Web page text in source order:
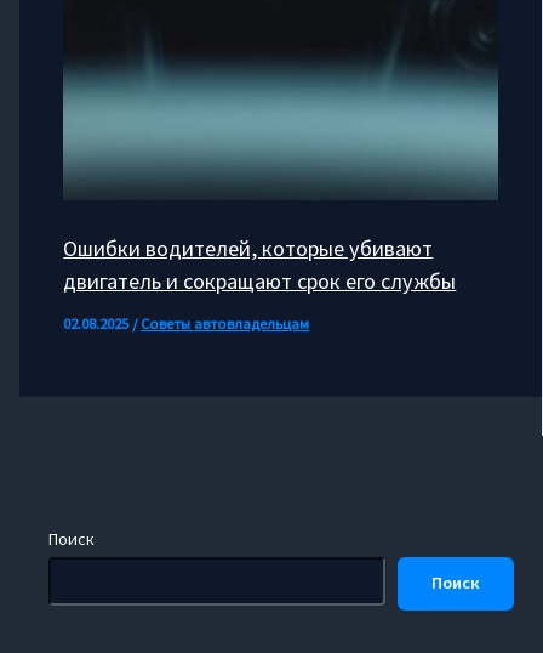
Поиск
Поиск
Ошибки водителей, которые убивают
двигатель и сокращают срок его службы
02.08.2025/Советы автовладельцам